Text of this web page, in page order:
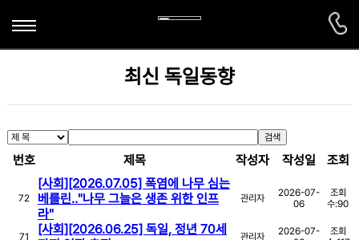
학과소개
전공소개
연혁
교육과정
졸업후진로
학과활동
해외연수프로그램
해오름회
게시판
공지사항
취업정보
TestDaF시험센터
최신 독일동향
검색
번호 제목 작성자 작성일 조회
72
[사회][2026.07.05] 폭염에 나무 심는
베를린‥"나무 그늘은 생존 위한 인프
라"
관리자
2026-07-
06
조회
수:90
71
[사회][2026.06.25] 독일, 정년 70세
관리자
2026-07-
조회